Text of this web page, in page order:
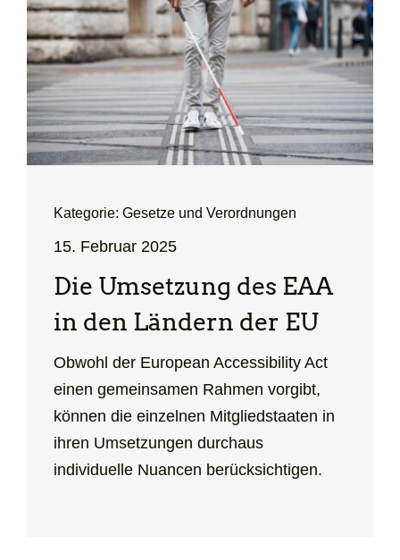
Kategorie: Gesetze und Verordnungen
15. Februar 2025
Die Umsetzung des EAA
in den Ländern der EU
Obwohl der European Accessibility Act
einen gemeinsamen Rahmen vorgibt,
können die einzelnen Mitgliedstaaten in
ihren Umsetzungen durchaus
individuelle Nuancen berücksichtigen.